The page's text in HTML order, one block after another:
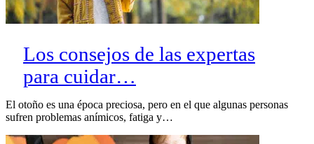
Los consejos de las expertas
para cuidar…
El otoño es una época preciosa, pero en el que algunas personas
sufren problemas anímicos, fatiga y…